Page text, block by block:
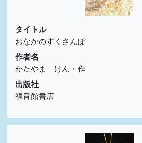
タイトル
おなかのすくさんぽ
作者名
かたやま けん・作
出版社
福音館書店